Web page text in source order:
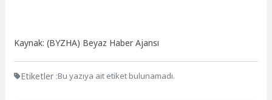
Kaynak: (BYZHA) Beyaz Haber Ajansı
Etiketler :Bu yazıya ait etiket bulunamadı.